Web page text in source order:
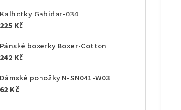
Kalhotky Gabidar-034
225 Kč
Pánské boxerky Boxer-Cotton
242 Kč
Dámské ponožky N-SN041-W03
62 Kč